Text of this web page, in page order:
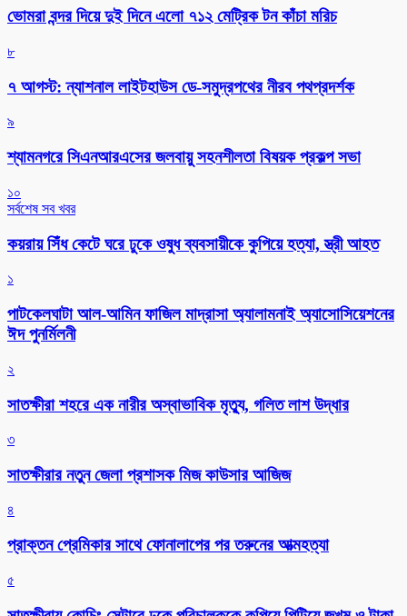
ভোমরা বন্দর দিয়ে দুই দিনে এলো ৭১২ মেট্রিক টন কাঁচা মরিচ
৮
৭ আগস্ট: ন্যাশনাল লাইটহাউস ডে-সমুদ্রপথের নীরব পথপ্রদর্শক
৯
শ্যামনগরে সিএনআরএসের জলবায়ু সহনশীলতা বিষয়ক প্রকল্প সভা
১০
সর্বশেষ সব খবর
কয়রায় সিঁধ কেটে ঘরে ঢুকে ওষুধ ব্যবসায়ীকে কুপিয়ে হত্যা, স্ত্রী আহত
১
পাটকেলঘাটা আল-আমিন ফাজিল মাদ্রাসা অ্যালামনাই অ্যাসোসিয়েশনের
ঈদ পুনর্মিলনী
২
সাতক্ষীরা শহরে এক নারীর অস্বাভাবিক মৃত্যু, গলিত লাশ উদ্ধার
৩
সাতক্ষীরার নতুন জেলা প্রশাসক মিজ কাউসার আজিজ
৪
প্রাক্তন প্রেমিকার সাথে ফোনালাপের পর তরুনের আত্মহত্যা
৫